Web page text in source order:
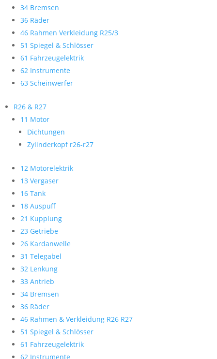
34 Bremsen
36 Räder
46 Rahmen Verkleidung R25/3
51 Spiegel & Schlösser
61 Fahrzeugelektrik
62 Instrumente
63 Scheinwerfer
R26 & R27
11 Motor
Dichtungen
Zylinderkopf r26-r27
12 Motorelektrik
13 Vergaser
16 Tank
18 Auspuff
21 Kupplung
23 Getriebe
26 Kardanwelle
31 Telegabel
32 Lenkung
33 Antrieb
34 Bremsen
36 Räder
46 Rahmen & Verkleidung R26 R27
51 Spiegel & Schlösser
61 Fahrzeugelektrik
62 Instrumente